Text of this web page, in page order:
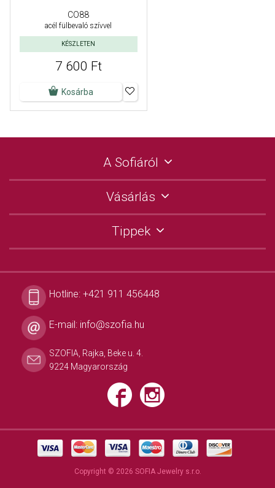
CO88
acél fülbevaló szívvel
KÉSZLETEN
7 600 Ft
Kosárba
A Sofiáról
Vásárlás
Tippek
Hotline: +421 911 456448
E-mail: info@szofia.hu
SZOFIA, Rajka, Beke u. 4.
9224 Magyarország
Copyright © 2026 SOFIA Jewelry s.r.o.